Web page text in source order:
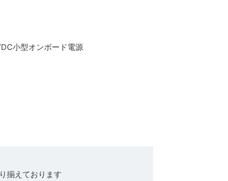
小型オンボード電源
揃えております